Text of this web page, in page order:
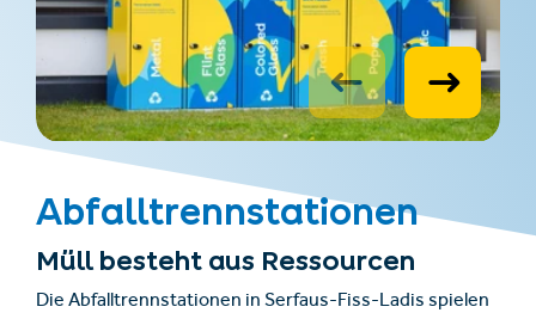
Abfalltrennstationen
Müll besteht aus Ressourcen
Die Abfalltrennstationen in Serfaus-Fiss-Ladis spielen